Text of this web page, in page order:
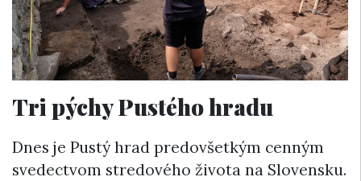
Tri pýchy Pustého hradu
Dnes je Pustý hrad predovšetkým cenným
svedectvom stredového života na Slovensku.